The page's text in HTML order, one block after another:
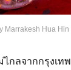
Marrakesh Hua Hin
กลจากกรุงเท